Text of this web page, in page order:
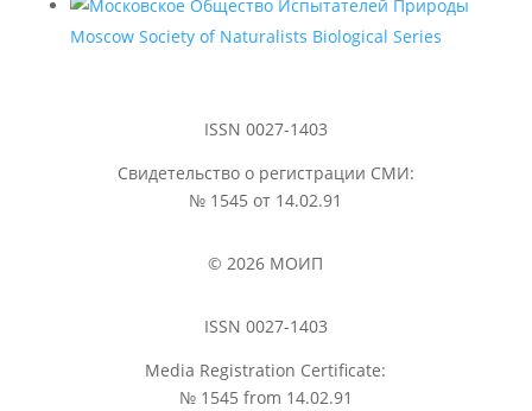
Moscow Society of Naturalists Biological Series
ISSN 0027-1403
Свидетельство о регистрации СМИ:
№ 1545 от 14.02.91
© 2026 МОИП
ISSN 0027-1403
Media Registration Certificate:
№ 1545 from 14.02.91